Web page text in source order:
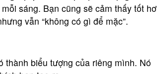
sáng. Bạn cũng sẽ cảm thấy tốt
vẫn “không có gì để mặc”.
thành biểu tượng của riêng mình. Nó